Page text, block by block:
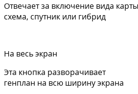
Отвечает за включение вида
схема, спутник или гибрид
На весь экран
Эта кнопка разворачивает
генплан на всю ширину экрана